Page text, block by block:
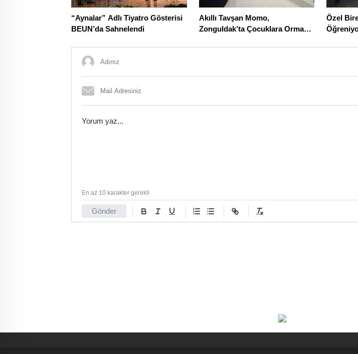
“Aynalar” Adlı Tiyatro Gösterisi
BEUN’da Sahnelendi
Akıllı Tavşan Momo,
Zonguldak’ta Çocuklara Orman
Özel
Gönder
En az 10 karakter gerekli